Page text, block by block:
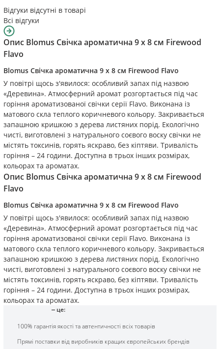
Відгуки відсутні в товарі
Всі відгуки
Опис Blomus Свічка ароматична 9 х 8 см Firewood
Flavo
Blomus Свічка ароматична 9 х 8 см Firewood Flavo
У повітрі щось з'явилося: особливий запах під назвою
«Деревина». Атмосферний аромат розгортається під час
горіння ароматизованої свічки серії Flavo. Виконана із
матового скла теплого коричневого кольору. Закривається
запашною кришкою з дерева листяних порід. Екологічно
чисті, виготовлені з натурального соєвого воску свічки не
містять токсинів, горять яскраво, без кіптяви. Тривалість
горіння – 24 години. Доступна в трьох інших розмірах,
кольорах та ароматах.
Опис Blomus Свічка ароматична 9 х 8 см Firewood
Flavo
Blomus Свічка ароматична 9 х 8 см Firewood Flavo
У повітрі щось з'явилося: особливий запах під назвою
«Деревина». Атмосферний аромат розгортається під час
горіння ароматизованої свічки серії Flavo. Виконана із
матового скла теплого коричневого кольору. Закривається
запашною кришкою з дерева листяних порід. Екологічно
чисті, виготовлені з натурального соєвого воску свічки не
містять токсинів, горять яскраво, без кіптяви. Тривалість
горіння – 24 години. Доступна в трьох інших розмірах,
кольорах та ароматах.
це:
100% гарантія якості та автентичності всіх товарів
Прямі поставки від виробників кращих європейських брендів